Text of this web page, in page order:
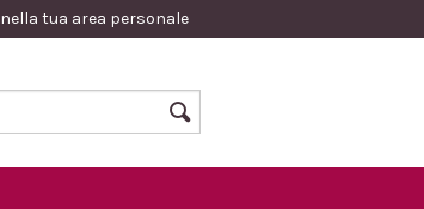
nella tua area personale